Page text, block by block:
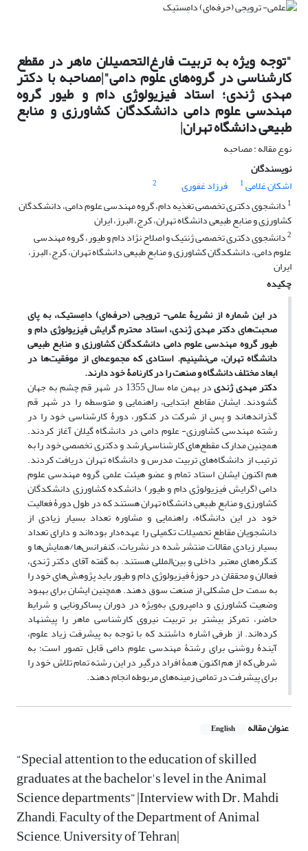
"توجه ویژه به تربیت فارغ‌التحصیلان ماهر در مقطع
کارشناسی در گروه‌های علوم دامی"|مصاحبه با دکتر
مهدی ژندی؛ استاد فیزیولوژی دام و طیور گروه
مهندسی علوم دامی دانشکدگان کشاورزی و منابع
طبیعی دانشگاه تهران|
نوع مقاله : مصاحبه
نویسندگان
اشکان غلامی1 فرزاد غفوری
2
1 دانشجوی دکتری تخصصی تغذیه دام، گروه مهندسی علوم دامی، دانشکدگان
کشاورزی و منابع طبیعی دانشگاه تهران، کرج، البرز، ایران
2دانشجوی دکتری تخصصی ژنتیک و اصلاح نژاد دام و طیور، گروه مهندسی
علوم دامی، دانشکدگان کشاورزی و منابع طبیعی دانشگاه تهران، کرج، البرز،
ایران
چکیده
در این شماره از نشریۀ علمی- ترویجی (حرفه‌ای) دامِستیک، به پای
صحبتهای دکتر مهدی ژندی، استاد محترم گرایش فیزیولوژی دام و
طیور گروه مهندسی علوم دامی دانشکدگان کشاورزی و منابع طبیعی
دانشگاه تهران، مینشینیم. استادی که مجموعه‌ای از موفقیت‌ها در
ابعاد مختلف دانشگاه و صنعت را در کارنامۀ خود دارند.
دکتر مهدی ژندی در بهمن ماه سال 1355 در شهر قم چشم به جهان
گشودند. ایشان مقاطع ابتدایی، راهنمایی و متوسطه را در شهر قم
گذرانده‎اند و پس از شرکت در کنکور، دورۀ کارشناسی خود را در
رشته مهندسی کشاورزی- علوم دامی در دانشگاه گیلان آغاز کردند.
همچنین مدارک مقطع‌های کارشناسی‌ارشد و دکتری تخصصی خود را به
ترتیب از دانشگاه‌های تربیت مدرس و‌ دانشگاه تهران دریافت کردند.
هم اکنون ایشان استاد تمام و عضو هیئت علمی گروه مهندسی علوم
دامی (گرایش فیزیولوژی دام و طیور) دانشکده کشاورزی دانشکدگان
کشاورزی و منابع طبیعی دانشگاه تهران هستند که در طول دورۀ فعالیت
خود در این دانشگاه، راهنمایی و مشاوره تعداد بسیار زیادی از
دانشجویان مقاطع تحصیلات تکمیلی را عهده‌دار بوده‌اند و دارای تعداد
بسیار زیادی مقالات منتشر شده در نشریات، کنفرانس‌ها/همایش‌ها و
کنگره‌های معتبر داخلی و بین‌المللی هستند. به گفته آقای دکتر ژندی،
فعالان و محققان در حوزۀ فیزیولوژی دام و طیور باید پژوهش‌های خود را
به سمت حل مشکلی از صنعت سوق دهند. همچنین ایشان برای بهبود
وضعیت کشاورزی و دامپروری به‌ویژه در دوران پساکرونایی و شرایط
حاضر، تمرکز بیشتر بر تربیت نیروی کارشناسی ماهر را پیشنهاد
کرده‌اند. از طرفی اشاره داشتند که با توجه به پیشرفت زیاد علوم،
آیندۀ روشنی برای رشتۀ مهندسی علوم دامی قابل تصور است؛ به
شرطی که از هم اکنون همۀ افراد درگیر در این رشته تمام تلاش خود را
برای پیشرفت در تمامی زمینه‌های مربوطه انجام دهند.
عنوان مقاله English
“Special attention to the education of skilled
graduates at the bachelor's level in the Animal
Science departments” |Interview with Dr. Mahdi
Zhandi, Faculty of the Department of Animal
Science, University of Tehran|